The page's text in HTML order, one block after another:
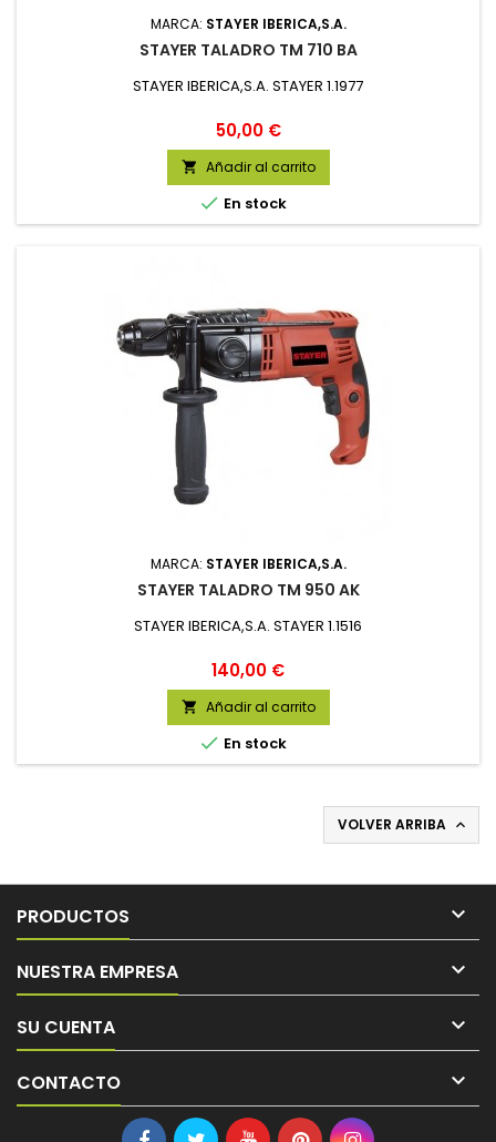
MARCA: STAYER IBERICA,S.A.
STAYER TALADRO TM 710 BA
STAYER IBERICA,S.A. STAYER 1.1977
Precio
50,00 €
 Añadir al carrito
 En stock
MARCA: STAYER IBERICA,S.A.
STAYER TALADRO TM 950 AK
STAYER IBERICA,S.A. STAYER 1.1516
Precio
140,00 €
 Añadir al carrito
 En stock
VOLVER ARRIBA 
PRODUCTOS 
NUESTRA EMPRESA 
SU CUENTA 
CONTACTO 